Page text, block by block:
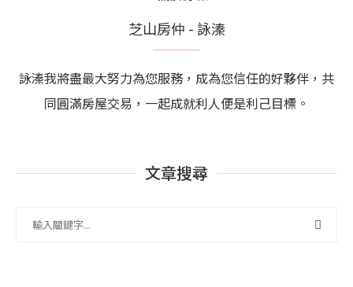
芝山房仲 - 詠溱
詠溱我將盡最大努力為您服務，成為您信任的好夥伴，共
同圓滿房屋交易，一起成就利人便是利己目標。
文章搜尋